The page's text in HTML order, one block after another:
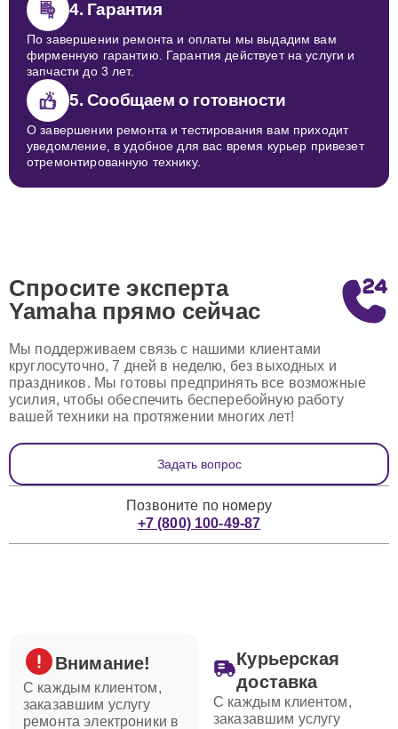
4. Гарантия
По завершении ремонта и оплаты мы выдадим вам
фирменную гарантию. Гарантия действует на услуги и
запчасти до 3 лет.
5. Сообщаем о готовности
О завершении ремонта и тестирования вам приходит
уведомление, в удобное для вас время курьер привезет
отремонтированную технику.
Спросите эксперта
Yamaha прямо сейчас
Мы поддерживаем связь с нашими клиентами
круглосуточно, 7 дней в неделю, без выходных и
праздников. Мы готовы предпринять все возможные
усилия, чтобы обеспечить бесперебойную работу
вашей техники на протяжении многих лет!
Задать вопрос
Позвоните по номеру
+7 (800) 100-49-87
Внимание!
С каждым клиентом,
заказавшим услугу
ремонта электроники в
Курьерская
доставка
С каждым клиентом,
заказавшим услугу